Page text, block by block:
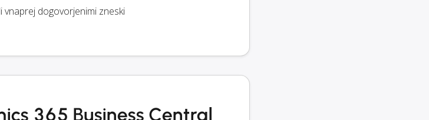
dogovorjenimi zneski
365 Business Central